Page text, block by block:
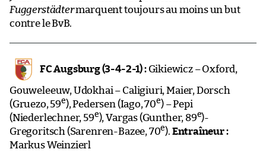
Fuggerstädtermarquent toujours au moins un but
contre le BvB.
FC Augsburg (3-4-2-1) :Gikiewicz – Oxford,
Gouweleeuw, Udokhai – Caligiuri, Maier, Dorsch
(Gruezo, 59e), Pedersen (Iago, 70e) – Pepi
(Niederlechner, 59e), Vargas (Gunther, 89e)-
Gregoritsch (Sarenren-Bazee, 70e). Entraîneur :
Markus Weinzierl